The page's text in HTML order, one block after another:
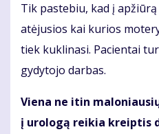
Tik pastebiu, kad į
atėjusios kai kurios
tiek kuklinasi. Pacientai
gydytojo darbas.
Viena ne itin
į urologą reikia kreiptis